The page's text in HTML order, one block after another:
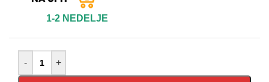
1-2 NEDELJE
- +